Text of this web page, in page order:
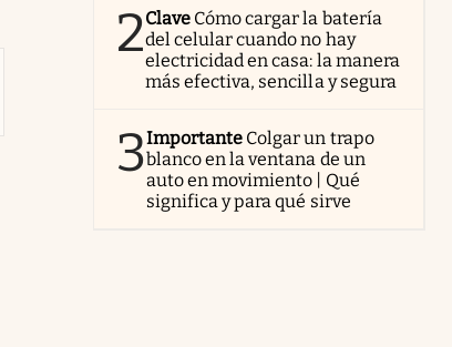
2Clave Cómo cargar la batería
del celular cuando no hay
electricidad en casa: la manera
más efectiva, sencilla y segura
3Importante Colgar un trapo
blanco en la ventana de un
auto en movimiento | Qué
significa y para qué sirve